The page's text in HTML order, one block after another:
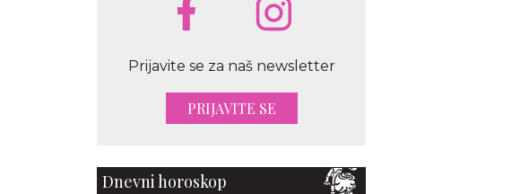
Prijavite se za naš newsletter
PRIJAVITE SE
Dnevni horoskop